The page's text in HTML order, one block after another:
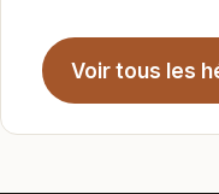
Voir tous les